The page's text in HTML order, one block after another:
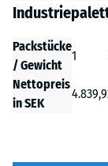
Packstücke
/ Gewicht
1
Nettopreis
in SEK